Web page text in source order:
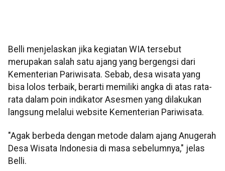
Belli menjelaskan jika kegiatan WIA tersebut
merupakan salah satu ajang yang bergengsi dari
Kementerian Pariwisata. Sebab, desa wisata yang
bisa lolos terbaik, berarti memiliki angka di atas rata-
rata dalam poin indikator Asesmen yang dilakukan
langsung melalui website Kementerian Pariwisata.
"Agak berbeda dengan metode dalam ajang Anugerah
Desa Wisata Indonesia di masa sebelumnya," jelas
Belli.